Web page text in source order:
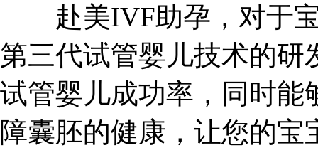
赴美IVF助孕，对于宝
第三代试管婴儿技术的研
试管婴儿成功率，同时能
障囊胚的健康，让您的宝